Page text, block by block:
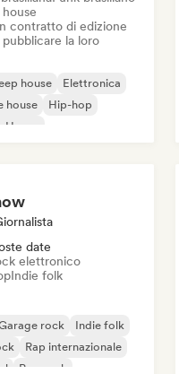
contratto di edizione
la loro
house
Elettronica
house
Hip-hop
House
date
elettronico
Indie folk
rock
Indie folk
Rap internazionale
Pop rock